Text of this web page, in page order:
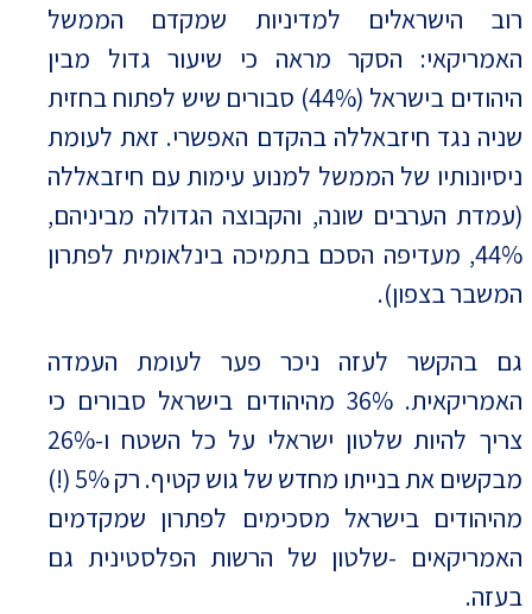
רוב הישראלים למדיניות שמקדם הממשל
האמריקאי: הסקר מראה כי שיעור גדול מבין
היהודים בישראל (44%) סבורים שיש לפתוח בחזית
שניה נגד חיזבאללה בהקדם האפשרי. זאת לעומת
ניסיונותיו של הממשל למנוע עימות עם חיזבאללה
(עמדת הערבים שונה, והקבוצה הגדולה מביניהם,
44%, מעדיפה הסכם בתמיכה בינלאומית לפתרון
המשבר בצפון).
גם בהקשר לעזה ניכר פער לעומת העמדה
האמריקאית. 36% מהיהודים בישראל סבורים כי
צריך להיות שלטון ישראלי על כל השטח ו-26%
מבקשים את בנייתו מחדש של גוש קטיף. רק 5% (!)
מהיהודים בישראל מסכימים לפתרון שמקדמים
האמריקאים -שלטון של הרשות הפלסטינית גם
בעזה.